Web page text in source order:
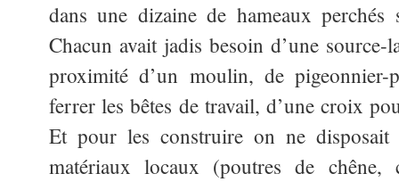
dans une dizaine de hameaux perchés
Chacun avait jadis besoin d’une
proximité d’un moulin, de pigeonnier-
ferrer les bêtes de travail, d’une croix
Et pour les construire on ne
matériaux locaux (poutres de chêne,